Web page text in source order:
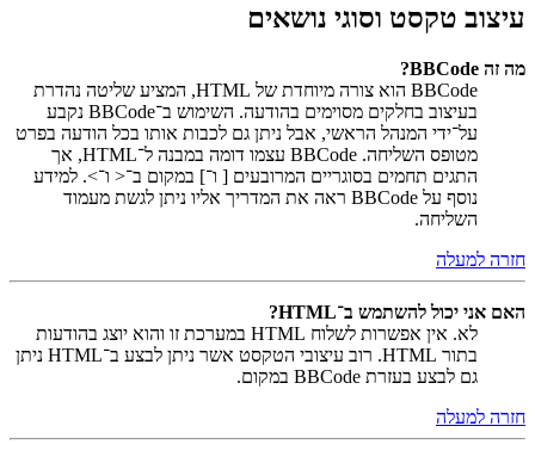
עיצוב טקסט וסוגי נושאים
מה זה BBCode?
BBCode הוא צורה מיוחדת של HTML, המציע שליטה נהדרת
בעיצוב בחלקים מסוימים בהודעה. השימוש ב־BBCode נקבע
על־ידי המנהל הראשי, אבל ניתן גם לכבות אותו בכל הודעה בפרט
מטופס השליחה. BBCode עצמו דומה במבנה ל־HTML, אך
התגים תחמים בסוגריים המרובעים [ ו־] במקום ב־< ו־>. למידע
נוסף על BBCode ראה את המדריך אליו ניתן לגשת מעמוד
השליחה.
חזרה למעלה
האם אני יכול להשתמש ב־HTML?
לא. אין אפשרות לשלוח HTML במערכת זו והוא יוצג בהודעות
בתור HTML. רוב עיצובי הטקסט אשר ניתן לבצע ב־HTML ניתן
גם לבצע בעזרת BBCode במקום.
חזרה למעלה